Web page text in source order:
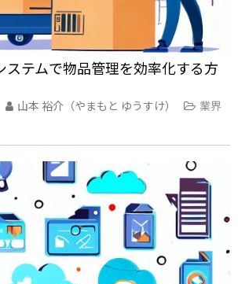
ステムで物品管理を効率化する方
山本 裕介（やまもと ゆうすけ）
業界